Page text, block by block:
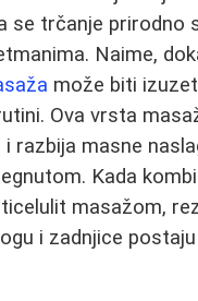
se trčanje prirodno
Naime,
može biti
Ova vrsta
razbija masne
Kada
masažom,
i zadnjice